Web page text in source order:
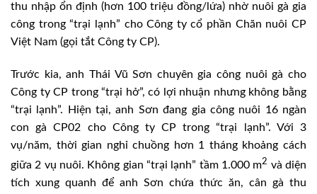
thu nhập ổn định (hơn 100 triệu đồng/lứa) nhờ nuôi gà gia
công trong “trại lạnh” cho Công ty cổ phần Chăn nuôi CP
Việt Nam (gọi tắt Công ty CP).
Trước kia, anh Thái Vũ Sơn chuyên gia công nuôi gà cho
Công ty CP trong “trại hở”, có lợi nhuận nhưng không bằng
“trại lạnh”. Hiện tại, anh Sơn đang gia công nuôi 16 ngàn
con gà CP02 cho Công ty CP trong “trại lạnh”. Với 3
vụ/năm, thời gian nghỉ chuồng hơn 1 tháng khoảng cách
giữa 2 vụ nuôi. Không gian “trại lạnh” tầm 1.000 m2 và diện
tích xung quanh để anh Sơn chứa thức ăn, cân gà thu